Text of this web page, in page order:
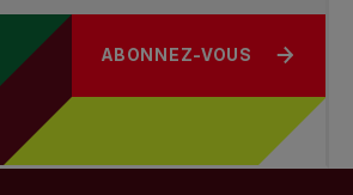
ABONNEZ-VOUS